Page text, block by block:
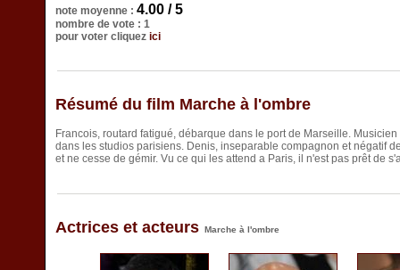
note moyenne : 4.00 / 5
nombre de vote : 1
pour voter cliquez ici
Résumé du film Marche à l'ombre
Francois, routard fatigué, débarque dans le port de Marseille.
dans les studios parisiens. Denis, inseparable compagnon et négatif
et ne cesse de gémir. Vu ce qui les attend a Paris, il n'est pas prêt de
Actrices et acteurs Marche à l'ombre